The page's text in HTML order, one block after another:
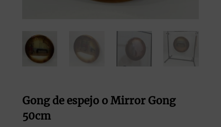
Gong de espejo o Mirror Gong
50cm